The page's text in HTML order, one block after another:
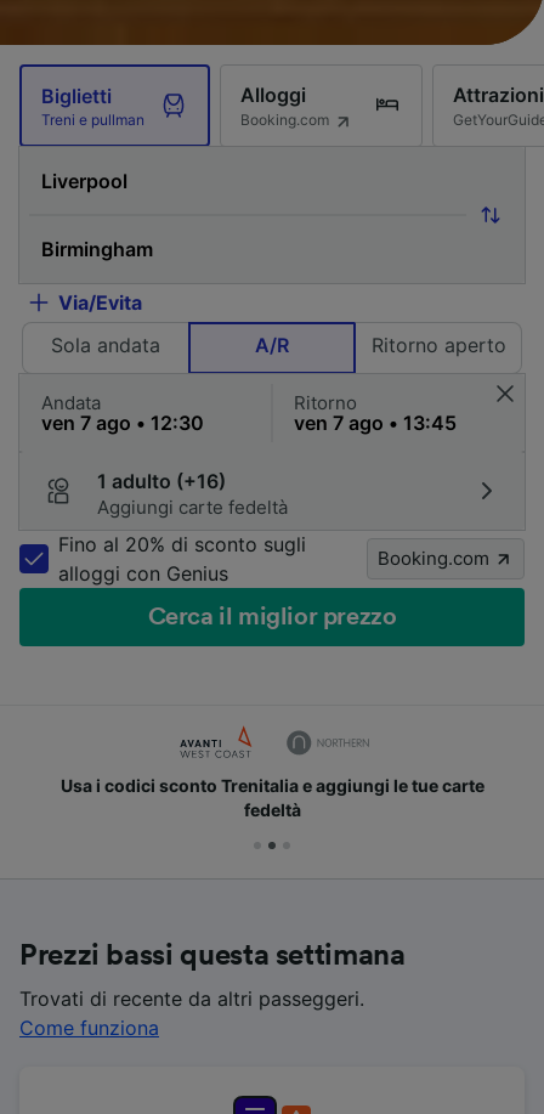
Biglietti
Treni e pullman
Alloggi
Booking.com
Attrazioni
Via/Evita
Sola andata
A/R Ritorno aperto
Andata Ritorno
1 adulto (+16)
Aggiungi carte fedeltà
Fino al 20% di sconto sugli
alloggi con Genius
Booking.com
Cerca il miglior prezzo
Usa i codici sconto Trenitalia e aggiungi le tue carte
fedeltà
Prezzi bassi questa settimana
Trovati di recente da altri passeggeri.
Come funziona